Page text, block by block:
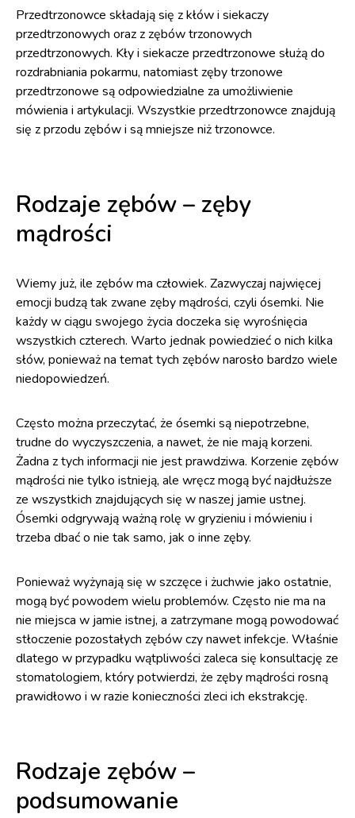
Przedtrzonowce składają się z kłów i siekaczy
przedtrzonowych oraz z zębów trzonowych
przedtrzonowych. Kły i siekacze przedtrzonowe służą do
rozdrabniania pokarmu, natomiast zęby trzonowe
przedtrzonowe są odpowiedzialne za umożliwienie
mówienia i artykulacji. Wszystkie przedtrzonowce znajdują
się z przodu zębów i są mniejsze niż trzonowce.
Rodzaje zębów – zęby
mądrości
Wiemy już, ile zębów ma człowiek. Zazwyczaj najwięcej
emocji budzą tak zwane zęby mądrości, czyli ósemki. Nie
każdy w ciągu swojego życia doczeka się wyrośnięcia
wszystkich czterech. Warto jednak powiedzieć o nich kilka
słów, ponieważ na temat tych zębów narosło bardzo wiele
niedopowiedzeń.
Często można przeczytać, że ósemki są niepotrzebne,
trudne do wyczyszczenia, a nawet, że nie mają korzeni.
Żadna z tych informacji nie jest prawdziwa. Korzenie zębów
mądrości nie tylko istnieją, ale wręcz mogą być najdłuższe
ze wszystkich znajdujących się w naszej jamie ustnej.
Ósemki odgrywają ważną rolę w gryzieniu i mówieniu i
trzeba dbać o nie tak samo, jak o inne zęby.
Ponieważ wyżynają się w szczęce i żuchwie jako ostatnie,
mogą być powodem wielu problemów. Często nie ma na
nie miejsca w jamie istnej, a zatrzymane mogą powodować
stłoczenie pozostałych zębów czy nawet infekcje. Właśnie
dlatego w przypadku wątpliwości zaleca się konsultację ze
stomatologiem, który potwierdzi, że zęby mądrości rosną
prawidłowo i w razie konieczności zleci ich ekstrakcję.
Rodzaje zębów –
podsumowanie